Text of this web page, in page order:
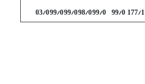
177/1
99/0
99/0
98/0
99/0
99/0
03/0